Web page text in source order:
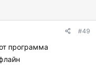
#49
программа